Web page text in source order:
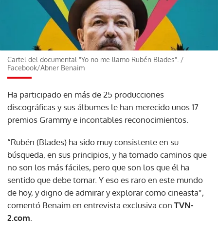
Cartel del documental "Yo no me llamo Rubén Blades". /
Facebook/Abner Benaim
Ha participado en más de 25 producciones
discográficas y sus álbumes le han merecido unos 17
premios Grammy e incontables reconocimientos.
“Rubén (Blades) ha sido muy consistente en su
búsqueda, en sus principios, y ha tomado caminos que
no son los más fáciles, pero que son los que él ha
sentido que debe tomar. Y eso es raro en este mundo
de hoy, y digno de admirar y explorar como cineasta”,
comentó Benaim en entrevista exclusiva con TVN-
2.com